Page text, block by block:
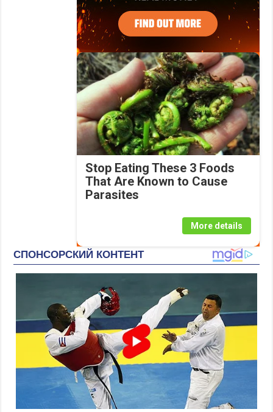
Stop Eating These 3 Foods
That Are Known to Cause
Parasites
More details